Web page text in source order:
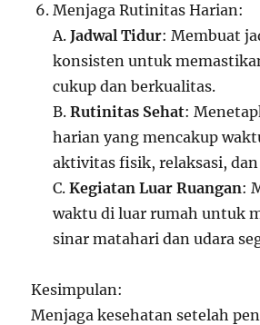
Menjaga Rutinitas Harian:
A.Jadwal Tidur: Membuat
konsisten untuk
cukup dan berkualitas.
B.Rutinitas Sehat:
harian yang mencakup
aktivitas fisik, relaksasi,
C.Kegiatan Luar Ruangan:
waktu di luar rumah untuk
sinar matahari dan udara
Kesimpulan:
Menjaga kesehatan setelah